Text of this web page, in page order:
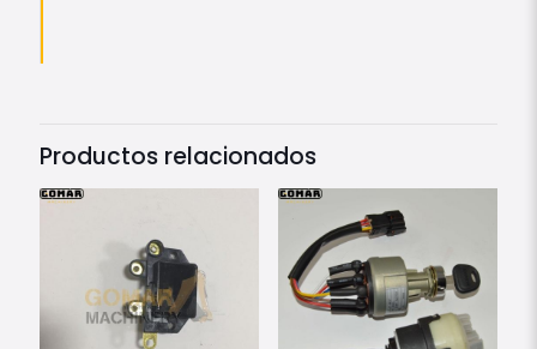
Productos relacionados